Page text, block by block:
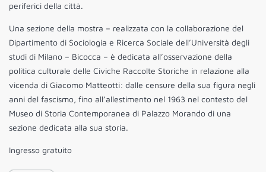
periferici della città.
Una sezione della mostra – realizzata con la collaborazione del
Dipartimento di Sociologia e Ricerca Sociale dell’Università degli
studi di Milano – Bicocca – è dedicata all’osservazione della
politica culturale delle Civiche Raccolte Storiche in relazione alla
vicenda di Giacomo Matteotti: dalle censure della sua figura negli
anni del fascismo, fino all’allestimento nel 1963 nel contesto del
Museo di Storia Contemporanea di Palazzo Morando di una
sezione dedicata alla sua storia.
Ingresso gratuito